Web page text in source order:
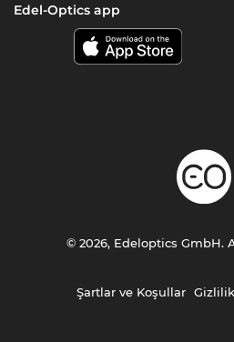
Edel-Optics app
Şartlar ve Koşullar Gizlilik
© 2026, Edeloptics GmbH.